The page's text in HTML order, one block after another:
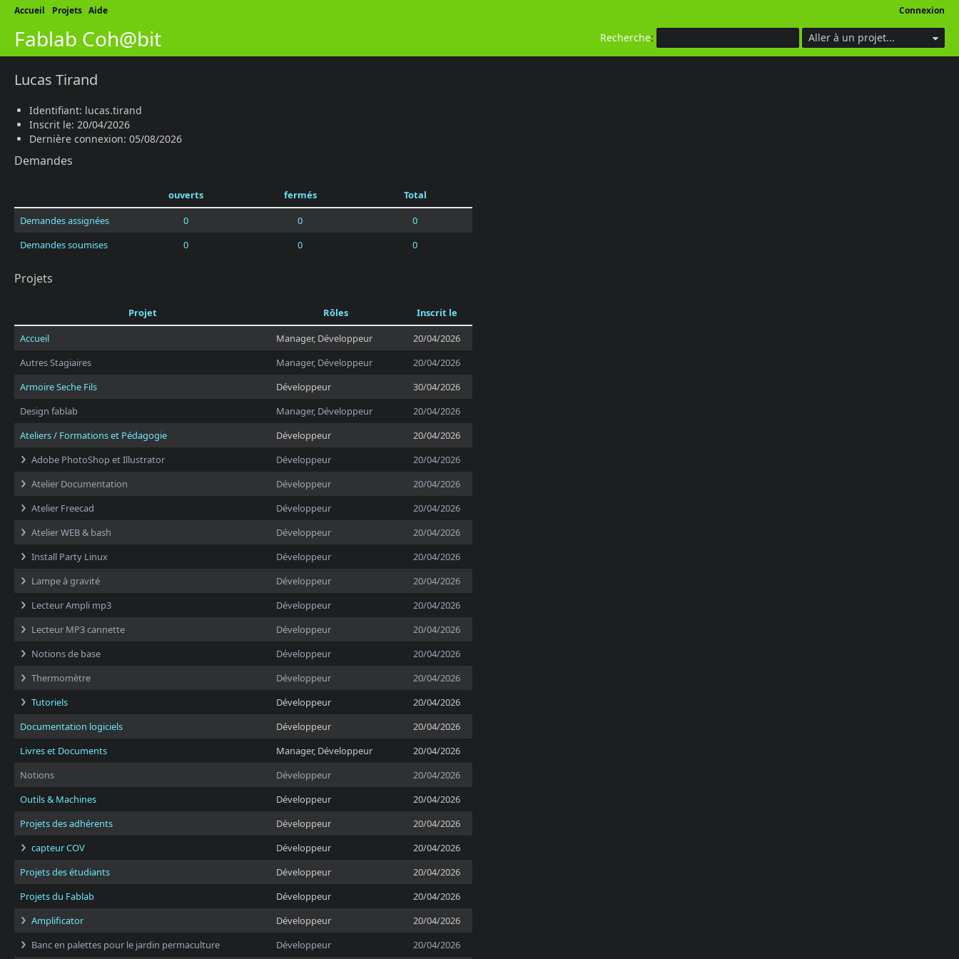
Connexion
Accueil Projets Aide
Recherche: Aller à un projet...
Fablab Coh@bit
Lucas Tirand
Identifiant: lucas.tirand
Inscrit le: 20/04/2026
Dernière connexion: 05/08/2026
Demandes
ouverts fermés
Total
Demandes assignées
0 0
0
Demandes soumises
0 0 0
Projets
Projet Rôles
Inscrit le
Accueil
Manager, Développeur
20/04/2026
Autres Stagiaires
Manager, Développeur
20/04/2026
Armoire Seche Fils
Développeur
30/04/2026
Design fablab
Manager, Développeur
20/04/2026
Ateliers / Formations et Pédagogie
Développeur
20/04/2026
Adobe PhotoShop et Illustrator
Développeur
20/04/2026
Atelier Documentation
Développeur
20/04/2026
Atelier Freecad
Développeur
20/04/2026
Atelier WEB & bash
Développeur
20/04/2026
Install Party Linux
Développeur
20/04/2026
Lampe à gravité
Développeur
20/04/2026
Lecteur Ampli mp3
Développeur
20/04/2026
Lecteur MP3 cannette
Développeur
20/04/2026
Notions de base
Développeur
20/04/2026
Thermomètre
Développeur
20/04/2026
Tutoriels
Développeur
20/04/2026
Documentation logiciels
Développeur
20/04/2026
Livres et Documents
Manager, Développeur
20/04/2026
Notions
Développeur
20/04/2026
Outils & Machines
Développeur
20/04/2026
Projets des adhérents
Développeur
20/04/2026
capteur COV
Développeur
20/04/2026
Projets des étudiants
Développeur
20/04/2026
Projets du Fablab
Développeur
20/04/2026
Amplificator
Développeur
20/04/2026
Banc en palettes pour le jardin permaculture
Développeur 20/04/2026